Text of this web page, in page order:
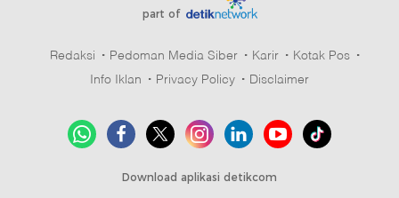
part of
Redaksi Pedoman Media Siber Karir
Kotak Pos
Info Iklan
Privacy Policy Disclaimer
Download aplikasi detikcom